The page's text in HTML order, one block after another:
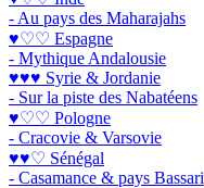
- Au pays des Maharajahs
♥♡♡ Espagne
- Mythique Andalousie
♥♥♥ Syrie & Jordanie
- Sur la piste des Nabatéens
♥♡♡ Pologne
- Cracovie & Varsovie
♥♥♡ Sénégal
- Casamance & pays Bassari